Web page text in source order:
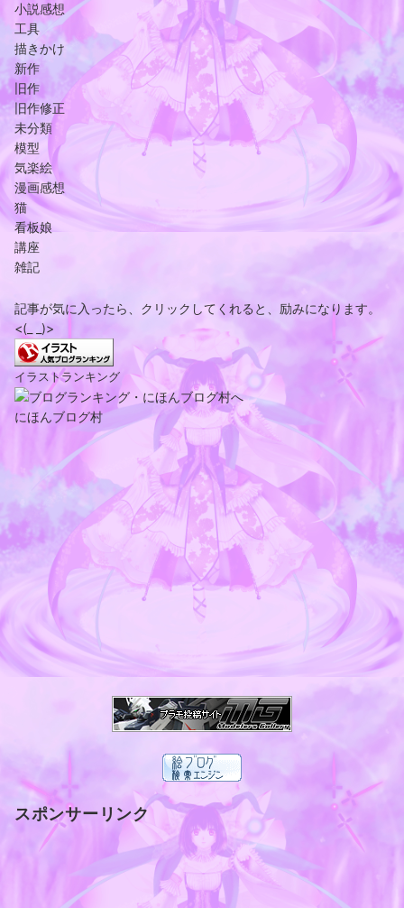
小説感想
工具
描きかけ
新作
旧作
旧作修正
未分類
模型
気楽絵
漫画感想
猫
看板娘
講座
雑記
記事が気に入ったら、クリックしてくれると、励みになります。
<(_ _)>
イラストランキング
にほんブログ村
スポンサーリンク